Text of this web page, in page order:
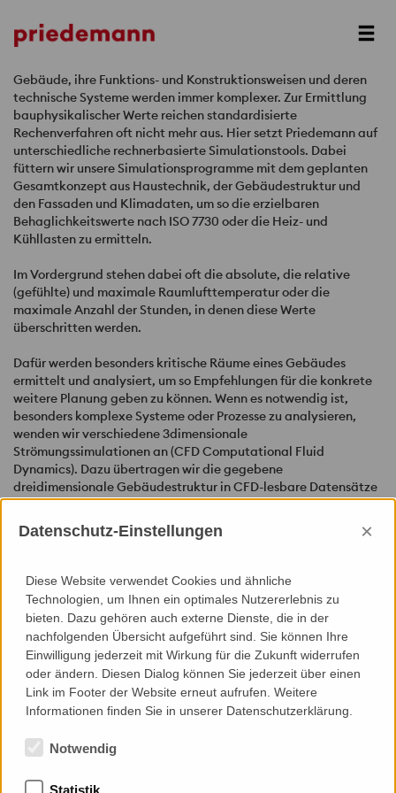
Gebäude, ihre Funktions- und Konstruktionsweisen und deren
technische Systeme werden immer komplexer. Zur Ermittlung
bauphysikalischer Werte reichen standardisierte
Rechenverfahren oft nicht mehr aus. Hier setzt Priedemann auf
unterschiedliche rechnerbasierte Simulationstools. Dabei
füttern wir unsere Simulationsprogramme mit dem geplanten
Gesamtkonzept aus Haustechnik, der Gebäudestruktur und
den Fassaden und Klimadaten, um so die erzielbaren
Behaglichkeitswerte nach ISO7730 oder die Heiz- und
Kühllasten zu ermitteln.
Im Vordergrund stehen dabei oft die absolute, die relative
(gefühlte) und maximale Raumlufttemperatur oder die
maximale Anzahl der Stunden, in denen diese Werte
überschritten werden.
Dafür werden besonders kritische Räume eines Gebäudes
ermittelt und analysiert, um so Empfehlungen für die konkrete
weitere Planung geben zu können. Wenn es notwendig ist,
besonders komplexe Systeme oder Prozesse zu analysieren,
wenden wir verschiedene 3dimensionale
Strömungssimulationen an (CFDComputational Fluid
Dynamics). Dazu übertragen wir die gegebene
dreidimensionale Gebäudestruktur inCFD-lesbare Datensätze
und füttern das Programm mit den energetischen,
bauphysikalischen und den Wetterdaten. So lassen sich
beispielsweise Aussagen zu Strömungsgeschwindigkeiten,
ermitteln.
Für den Nachweis von Entrauchungsszenarien sowie
notwendigen oder geplanten Entrauchungs- und
Nachströmungsquerschnitten verwenden wir ebenfallsCFD
Programme. Querschnitte oder die Anzahl herkömmlich
ermittelter Entrauchungsöffnungen können so optimiert, häufig
reduziert werden.
Datenschutz-Einstellungen ×
Diese Website verwendet Cookies und ähnliche
Technologien, um Ihnen ein optimales Nutzererlebnis zu
bieten. Dazu gehören auch externe Dienste, die in der
nachfolgenden Übersicht aufgeführt sind. Sie können Ihre
Einwilligung jederzeit mit Wirkung für die Zukunft widerrufen
oder ändern. Diesen Dialog können Sie jederzeit über einen
Link im Footer der Website erneut aufrufen. Weitere
Informationen finden Sie in unserer Datenschutzerklärung.
Notwendig
Statistik